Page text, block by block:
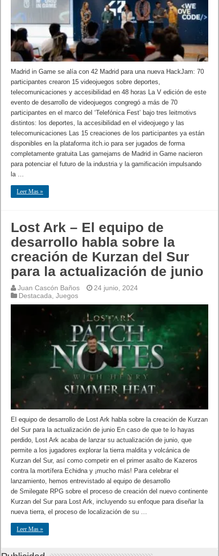
Madrid in Game se alía con 42 Madrid para una nueva HackJam: 70
participantes crearon 15 videojuegos sobre deportes,
telecomunicaciones y accesibilidad en 48 horas La V edición de este
evento de desarrollo de videojuegos congregó a más de 70
participantes en el marco del ‘Telefónica Fest’ bajo tres leitmotivs
distintos: los deportes, la accesibilidad en el videojuego y las
telecomunicaciones Las 15 creaciones de los participantes ya están
disponibles en la plataforma itch.io para ser jugados de forma
completamente gratuita Las gamejams de Madrid in Game nacieron
para potenciar el futuro de la industria y la gamificación impulsando
la …
Leer Mas »
Lost Ark – El equipo de
desarrollo habla sobre la
creación de Kurzan del Sur
para la actualización de junio
Juan Cascón Baños
24 junio, 2024
Destacada,Juegos
El equipo de desarrollo de Lost Ark habla sobre la creación de Kurzan
del Sur para la actualización de junio En caso de que te lo hayas
perdido, Lost Ark acaba de lanzar su actualización de junio, que
permite a los jugadores explorar la tierra maldita y volcánica de
Kurzan del Sur, así como competir en el primer asalto de Kazeros
contra la mortífera Echidna y ¡mucho más! Para celebrar el
lanzamiento, hemos entrevistado al equipo de desarrollo
de Smilegate RPG sobre el proceso de creación del nuevo continente
Kurzan del Sur para Lost Ark, incluyendo su enfoque para diseñar la
nueva tierra, el proceso de localización de su …
Leer Mas »